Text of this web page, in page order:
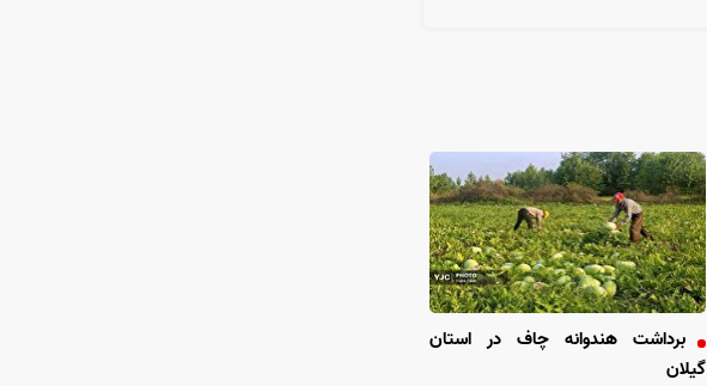
برداشت هندوانه چاف در استان
گیلان